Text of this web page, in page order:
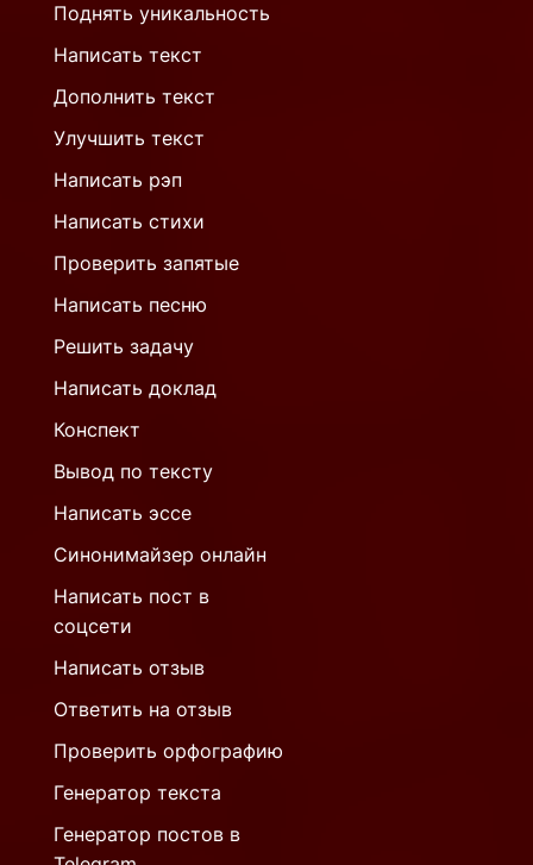
Поднять уникальность
Написать текст
Дополнить текст
Улучшить текст
Написать рэп
Написать стихи
Проверить запятые
Написать песню
Решить задачу
Написать доклад
Конспект
Вывод по тексту
Написать эссе
Синонимайзер онлайн
Написать пост в
соцсети
Написать отзыв
Ответить на отзыв
Проверить орфографию
Генератор текста
Генератор постов в